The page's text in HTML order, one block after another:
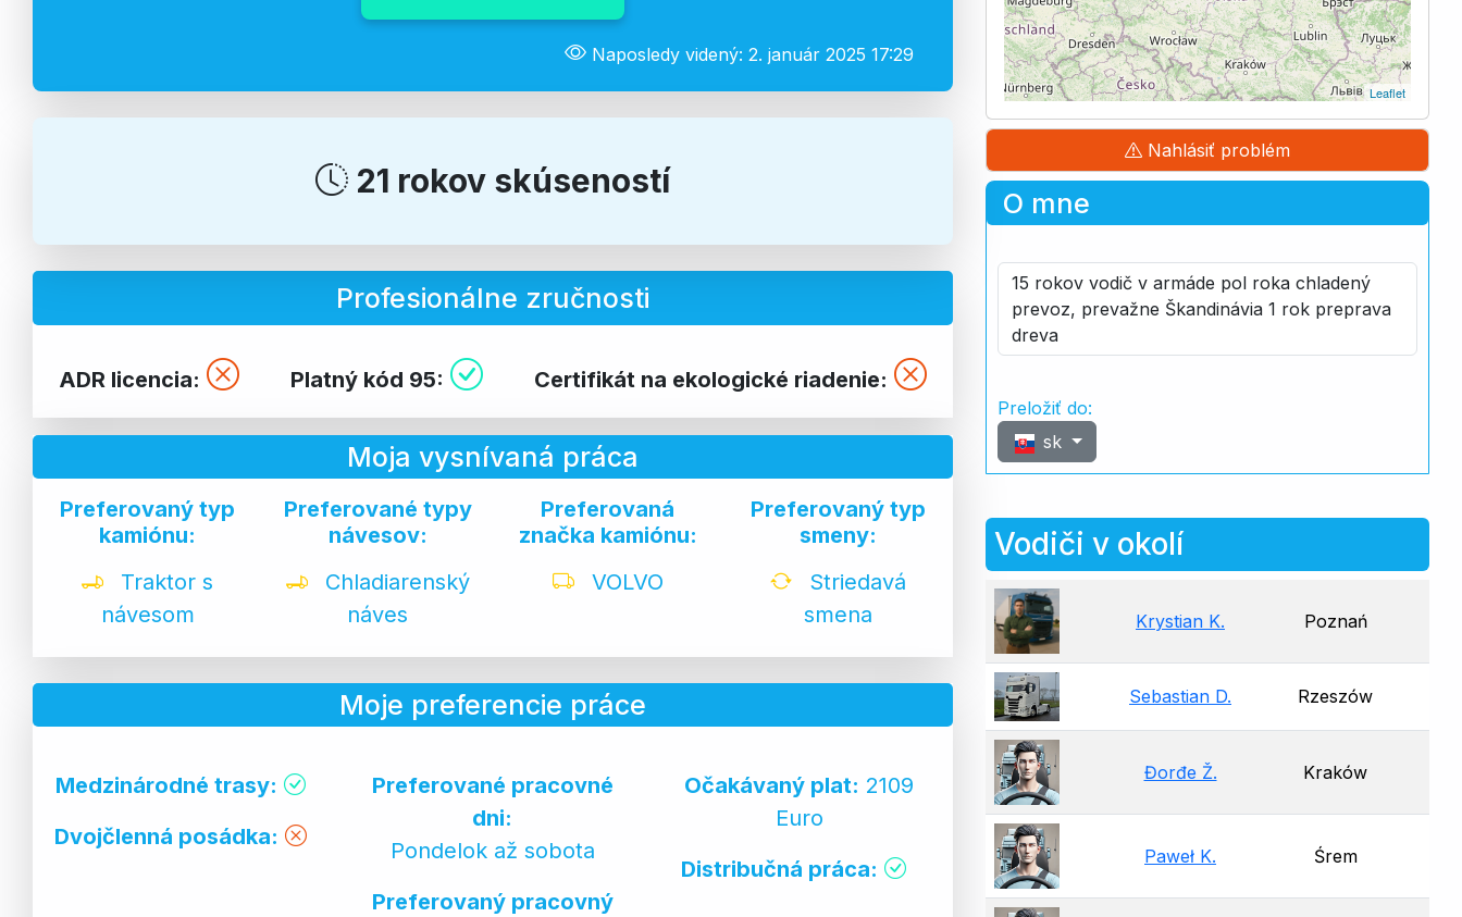
Naposledy videný: 2. január 2025 17:29
21 rokov skúseností
Profesionálne zručnosti
ADR licencia: Platný kód 95: Certifikát na ekologické riadenie:
Moja vysnívaná práca
Preferovaný typ
kamiónu:
Traktor s
návesom
Preferované typy
návesov:
Chladiarenský
náves
Preferovaná
značka kamiónu:
VOLVO
Preferovaný typ
smeny:
Striedavá
smena
Moje preferencie práce
Medzinárodné trasy:
Dvojčlenná posádka:
Preferované pracovné
dni:
Pondelok až sobota
Preferovaný pracovný
Očakávaný plat: 2109
Euro
Distribučná práca:
Leaflet
Nahlásiť problém
O mne
15 rokov vodič v armáde pol roka chladený
prevoz, prevažne Škandinávia 1 rok preprava
dreva
Preložiť do:
sk
Vodiči v okolí
Krystian K. Poznań
Sebastian D. Rzeszów
Đorđe Ž. Kraków
Paweł K. Śrem